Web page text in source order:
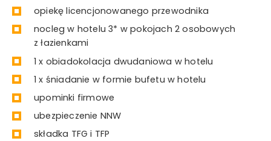
opiekę licencjonowanego przewodnika
nocleg w hotelu 3* w pokojach 2 osobowych
z łazienkami
1 x obiadokolacja dwudaniowa w hotelu
1 x śniadanie w formie bufetu w hotelu
upominki firmowe
ubezpieczenie NNW
składka TFG i TFP